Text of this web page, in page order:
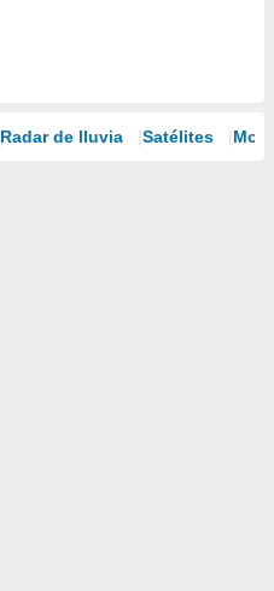
Radar de lluvia Satélites